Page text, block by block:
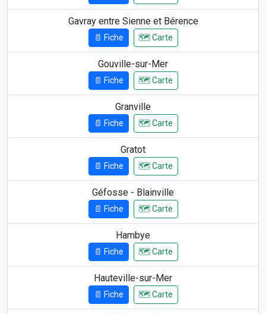
Gavray entre Sienne et Bérence
📄 Fiche 🗺️ Carte
Gouville-sur-Mer
📄 Fiche 🗺️ Carte
Granville
📄 Fiche 🗺️ Carte
Gratot
📄 Fiche 🗺️ Carte
Géfosse - Blainville
📄 Fiche 🗺️ Carte
Hambye
📄 Fiche 🗺️ Carte
Hauteville-sur-Mer
📄 Fiche 🗺️ Carte